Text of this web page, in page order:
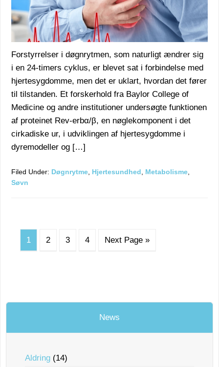
Forstyrrelser i døgnrytmen, som naturligt ændrer sig
i en 24-timers cyklus, er blevet sat i forbindelse med
hjertesygdomme, men det er uklart, hvordan det fører
til tilstanden. Et forskerhold fra Baylor College of
Medicine og andre institutioner undersøgte funktionen
af proteinet Rev-erbα/β, en nøglekomponent i det
cirkadiske ur, i udviklingen af hjertesygdomme i
dyremodeller og […]
Filed Under: Døgnrytme, Hjertesundhed, Metabolisme,
Søvn
1 2 3 4 Next Page »
News
Aldring (14)